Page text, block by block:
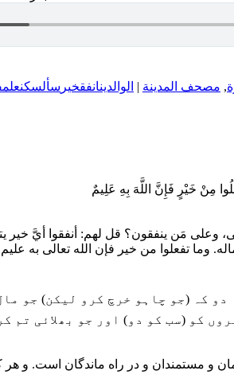
, مصحف المدينة | الوالدينانفقخير سألسكنعلم
مِنْ خَيْرٍ فَإِنَّ اللَّهَ بِهِ عَلِيمٌ
وعلى مَن ينفقون؟ قل لهم: أنفقوا أيَّ
وما تفعلوا من خير فإن الله تعالى به
کہ (جو چاہو خرچ کرو لیکن) جو
کو (سب کو دو) اور جو بھلائی تم
و مستمندان و در راه ماندگان است. و هر